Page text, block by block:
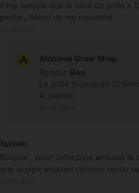
il me semble que la taille de grille a
petite... Merci de me repondre
Alchimia Grow Shop
Ben
Sylvain
Bonjour , pour cette pipe amazed le
que la pipe amazed chromé vendu